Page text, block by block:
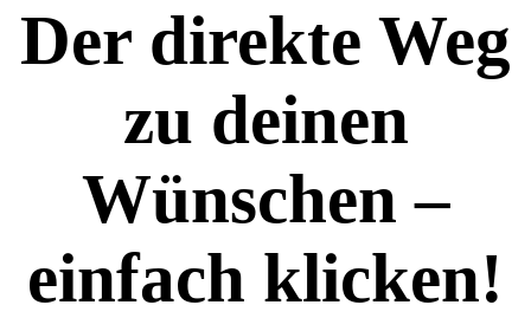
Der direkte Weg
zu deinen
Wünschen –
einfach klicken!